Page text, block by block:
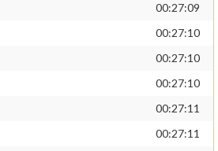
00:27:09
00:27:10
00:27:10
00:27:10
00:27:11
00:27:11